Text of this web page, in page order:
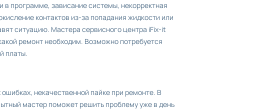
программе, зависание системы, некорректная
контактов из-за попадания жидкости или
ситуацию. Мастера сервисного центра iFix-it
ремонт необходим. Возможно потребуется
платы.
некачественной пайке при ремонте. В
мастер поможет решить проблему уже в день